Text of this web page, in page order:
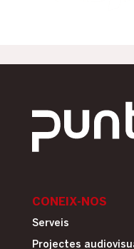
CONEIX-NOS
Serveis
Projectes